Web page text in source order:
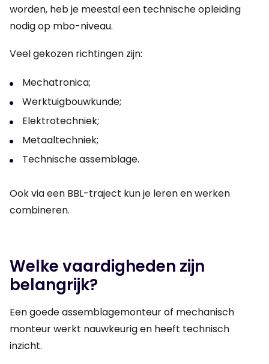
worden, heb je meestal een technische opleiding
nodig op mbo-niveau.
Veel gekozen richtingen zijn:
Mechatronica;
Werktuigbouwkunde;
Elektrotechniek;
Metaaltechniek;
Technische assemblage.
Ook via een BBL-traject kun je leren en werken
combineren.
Welke vaardigheden zijn
belangrijk?
Een goede assemblagemonteur of mechanisch
monteur werkt nauwkeurig en heeft technisch
inzicht.